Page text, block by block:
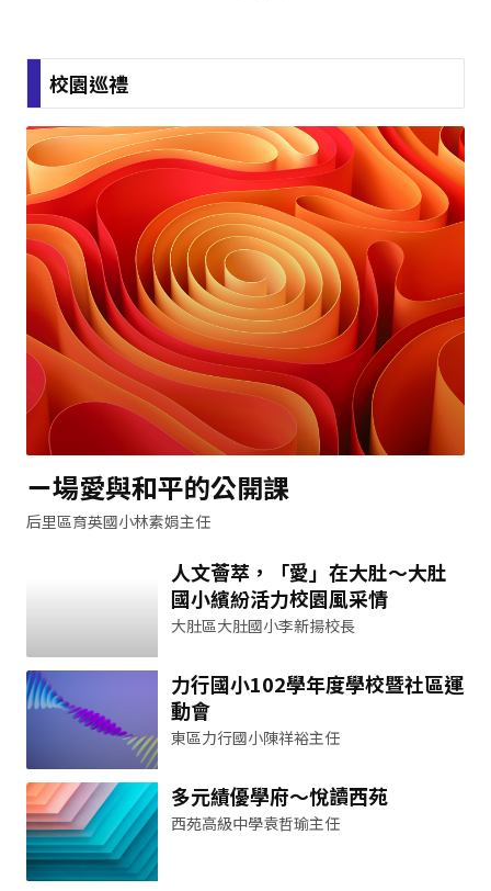
程領域中，帶領學生認識誠信、廉潔價值觀。 經102年6
月14日評選委員評選結果，國小組122件教案中增列佳作
3名，選出11件；國中組40件教案選出8件；高中職組10
件教案選出3件，第一名及2名佳作從缺。 本室彙整本次
比賽得獎作品，編輯、印製成果冊，並將相關電子檔壓製
光碟併同成果冊，於102年11月4日以本局中市教政字第
1020083909號函發本市各高中、國中及國小，提供各級
學校教師教學時參考使用，以落實本活動效益，獲得各校
熱烈回響，目前各級學校已陸續
校園巡禮
ㄧ場愛與和平的公開課
后里區育英國小林素娟主任
人文薈萃，「愛」在大肚～大肚
國小繽紛活力校園風采情
大肚區大肚國小李新揚校長
力行國小102學年度學校暨社區運
動會
東區力行國小陳祥裕主任
多元績優學府～悅讀西苑
西苑高級中學袁哲瑜主任